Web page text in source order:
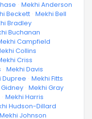
· Mekhi Anderson
Beckett · Mekhi Bell
Bradley
Buchanan
Campfield
Collins
Criss
· Mekhi Davis
Dupree · Mekhi Fitts
· Mekhi Gray
· Mekhi Harris
Hudson-Dillard
Mekhi Johnson